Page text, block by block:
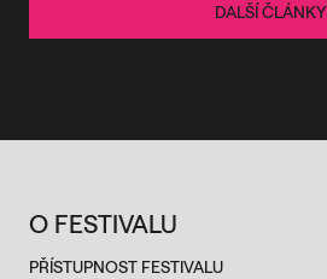
DALŠÍ ČLÁNKY
O FESTIVALU
PŘÍSTUPNOST FESTIVALU